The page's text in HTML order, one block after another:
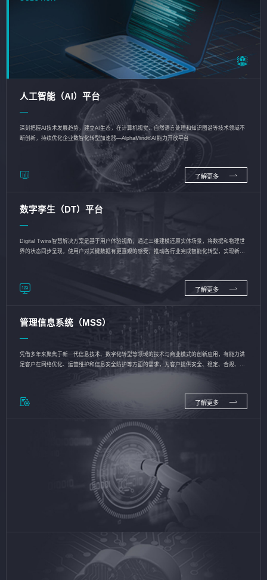
人工智能（AI）平台
深刻把握AI技术发展趋势，建立AI生态，在计算机视觉、自然语言处理和知识图谱等技术领域不
断创新，持续优化企业数智化转型加速器—AlphaMind®AI能力开放平台
了解更多
数字孪生（DT）平台
Digital Twins智慧解决方案是基于用户体验视角，通过三维建模还原实体场景，将数据和物理世
界的状态同步呈现，使用户对关键数据有更直观的感受，推动各行业完成智能化转型，实现新旧
了解更多
管理信息系统（MSS）
凭借多年来聚焦于新一代信息技术、数字化转型等领域的技术与商业模式的创新应用，有能力满
足客户在网络优化、运营维护和信息安全防护等方面的需求，为客户提供安全、稳定、合规、持
了解更多